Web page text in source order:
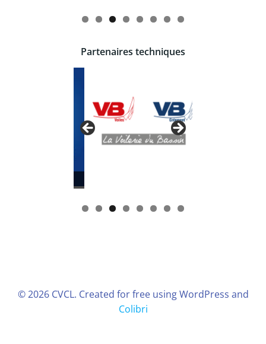
Partenaires techniques
© 2026 CVCL. Created for free using WordPress and
Colibri